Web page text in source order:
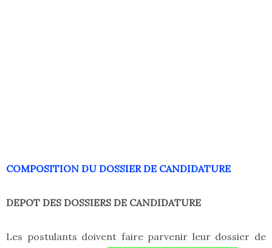
COMPOSITION DU DOSSIER DE CANDIDATURE
DEPOT DES DOSSIERS DE CANDIDATURE
Les postulants doivent faire parvenir leur dossier de